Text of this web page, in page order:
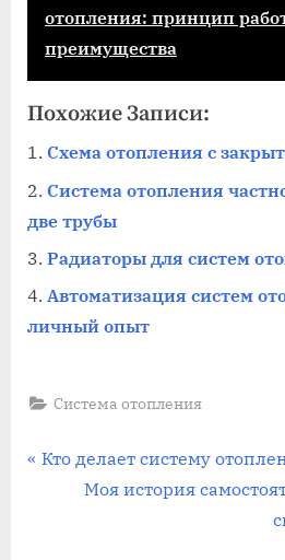
отопления: принцип
преимущества
Похожие Записи:
Схема отопления с
Система отопления
две трубы
Радиаторы для систем
Автоматизация систем
личный опыт
Система отопления
Навигация
П
Кто делает систему
С
Моя история